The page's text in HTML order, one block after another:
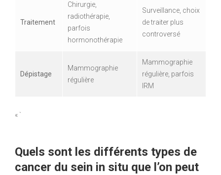
Traitement
Chirurgie,
radiothérapie,
parfois
hormonothérapie
Surveillance, choix
de traiter plus
controversé
Dépistage
Mammographie
régulière
Mammographie
régulière, parfois
IRM
« `
Quels sont les différents types de
cancer du sein in situ que l’on peut